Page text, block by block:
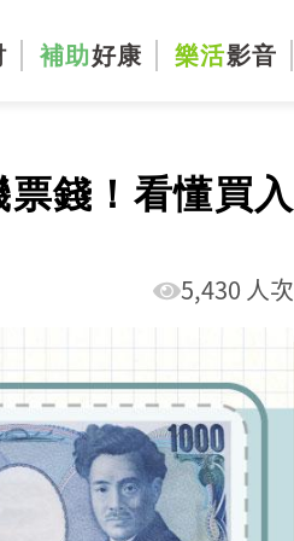
補助好康 樂活影音
錢！看懂買入
5,430 人次